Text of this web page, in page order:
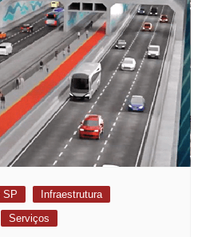
SP
Infraestrutura
Serviços